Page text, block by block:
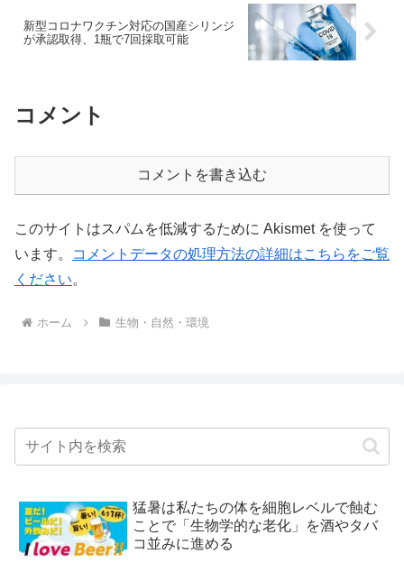
新型コロナワクチン対応の国産シリンジ
が承認取得、1瓶で7回採取可能
コメント
コメントを書き込む
このサイトはスパムを低減するために Akismet を使って
います。
コメントデータの処理方法の詳細はこちらをご覧
ください。
ホーム 生物・自然・環境
猛暑は私たちの体を細胞レベルで蝕む
ことで「生物学的な老化」を酒やタバ
コ並みに進める